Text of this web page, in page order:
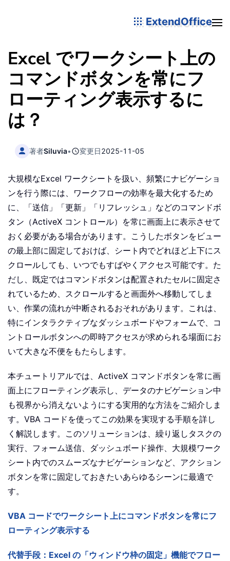
ExtendOffice
Excel でワークシート上の
コマンドボタンを常にフ
ローティング表示するに
は？
著者Siluvia• 変更日2025-11-05
大規模なExcel ワークシートを扱い、頻繁にナビゲーショ
ンを行う際には、ワークフローの効率を最大化するため
に、「送信」「更新」「リフレッシュ」などのコマンドボ
タン（ActiveX コントロール）を常に画面上に表示させて
おく必要がある場合があります。こうしたボタンをビュー
の最上部に固定しておけば、シート内でどれほど上下にス
クロールしても、いつでもすばやくアクセス可能です。た
だし、既定ではコマンドボタンは配置されたセルに固定さ
れているため、スクロールすると画面外へ移動してしま
い、作業の流れが中断されるおそれがあります。これは、
特にインタラクティブなダッシュボードやフォームで、コ
ントロールボタンへの即時アクセスが求められる場面にお
いて大きな不便をもたらします。
本チュートリアルでは、ActiveX コマンドボタンを常に画
面上にフローティング表示し、データのナビゲーション中
も視界から消えないようにする実用的な方法をご紹介しま
す。VBA コードを使ってこの効果を実現する手順を詳し
く解説します。このソリューションは、繰り返しタスクの
実行、フォーム送信、ダッシュボード操作、大規模ワーク
シート内でのスムーズなナビゲーションなど、アクション
ボタンを常に固定しておきたいあらゆるシーンに最適で
す。
VBA コードでワークシート上にコマンドボタンを常にフ
ローティング表示する
代替手段：Excel の「ウィンドウ枠の固定」機能でフロー